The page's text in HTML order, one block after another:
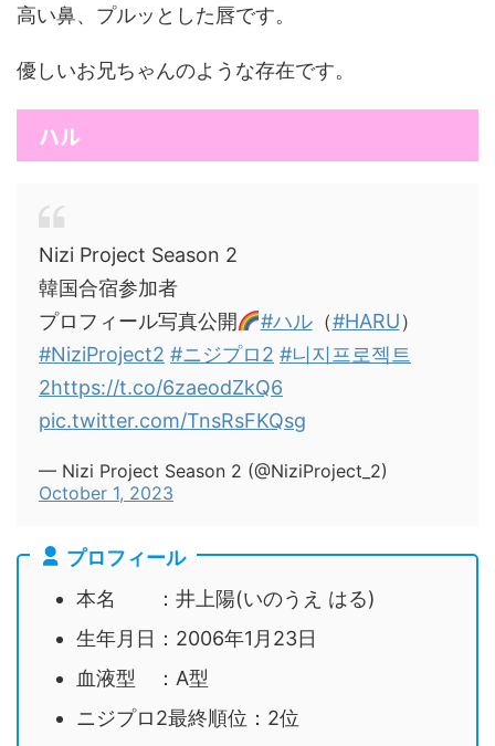
高い鼻、プルッとした唇です。
優しいお兄ちゃんのような存在です。
ハル
Nizi Project Season 2
韓国合宿参加者
プロフィール写真公開
#ハル（#HARU）
#NiziProject2 #ニジプロ2 #니지프로젝트
2https://t.co/6zaeodZkQ6
pic.twitter.com/TnsRsFKQsg
— Nizi Project Season 2 (@NiziProject_2)
October 1, 2023
プロフィール
本名 ：井上陽(いのうえ はる)
生年月日：2006年1月23日
血液型 ：A型
ニジプロ2最終順位：2位